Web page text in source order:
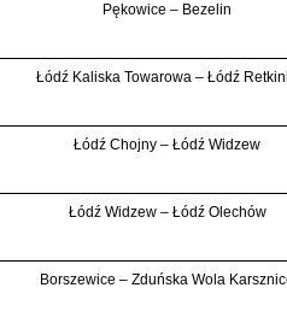
Pękowice – Bezelin
Łódź Kaliska Towarowa – Łódź
Łódź Chojny – Łódź Widzew
Łódź Widzew – Łódź Olechów
Borszewice – Zduńska Wola